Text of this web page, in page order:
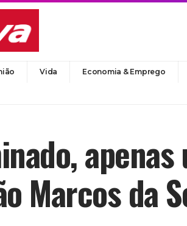
Vida Economia & Emprego
Marcos da